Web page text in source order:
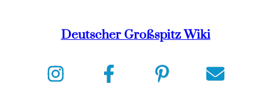
Deutscher Großspitz Wiki